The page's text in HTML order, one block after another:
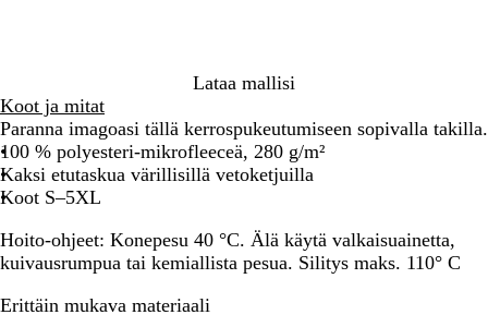
Lataa mallisi
Koot ja mitat
Paranna imagoasi tällä kerrospukeutumiseen sopivalla takilla.
100 % polyesteri-mikrofleeceä, 280 g/m²
Kaksi etutaskua värillisillä vetoketjuilla
Koot S–5XL
Hoito-ohjeet: Konepesu 40 °C. Älä käytä valkaisuainetta,
kuivausrumpua tai kemiallista pesua. Silitys maks. 110° C
Erittäin mukava materiaali